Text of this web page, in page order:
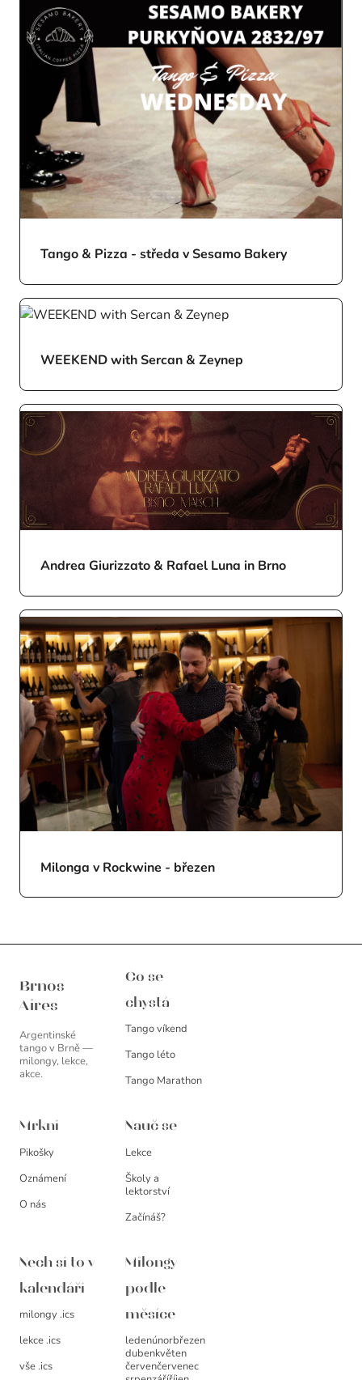
Tango & Pizza - středa v Sesamo Bakery
WEEKEND with Sercan & Zeynep
Andrea Giurizzato & Rafael Luna in Brno
Milonga v Rockwine - březen
Brnos
Aires
Argentinské
tango v Brně —
milongy, lekce,
akce.
Co se
chystá
Tango víkend
Tango léto
Tango Marathon
Mrkni
Pikošky
Oznámení
O nás
Nauč se
Lekce
Školy a
lektorství
Začínáš?
Nech si to v
kalendáři
milongy .ics
lekce .ics
vše .ics
Milongy
podle
měsíce
ledenúnorbřezen
dubenkvěten
červenčervenec